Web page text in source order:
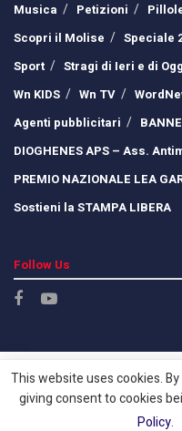
Musica
Petizioni
Scopri il Molise
Speciale
Sport
Stragi di Ieri e di
Wn KIDS
Wn TV
Agenti pubblicitari
DIOGHENES APS – Ass.
PREMIO NAZIONALE LEA
Sostieni la STAMPA LIBERA
Follow Us
This website uses cookies.
giving consent to cookies
Policy.